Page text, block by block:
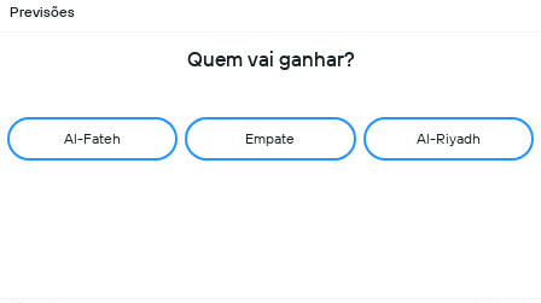
Previsões
Quem vai ganhar?
Al-Fateh Empate Al-Riyadh